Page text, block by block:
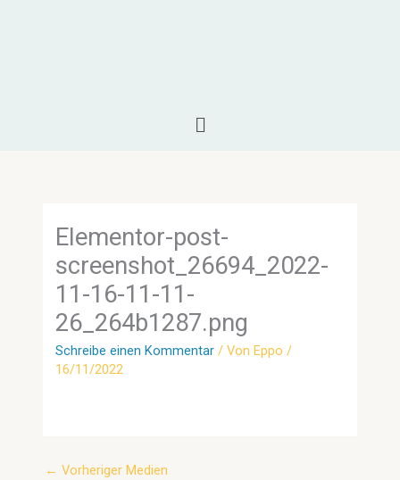
Menü
Elementor-post-
screenshot_26694_2022-
11-16-11-11-
26_264b1287.png
Schreibe einen Kommentar / VonEppo/
16/11/2022
← Vorheriger Medien